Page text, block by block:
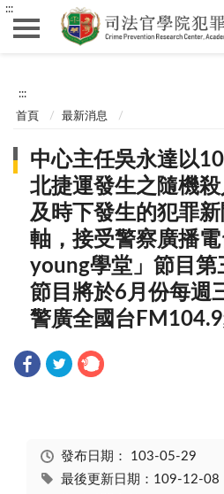
:::
:::
首頁 最新消息
中心主任吳永達以
北捷運發生之隨機
及時下發生的犯罪
軸，接受警察廣播
young學堂」節目第
節目將於6月份每週
警廣全國台
發布日期： 103-05-29
最後更新日期：109-12-08